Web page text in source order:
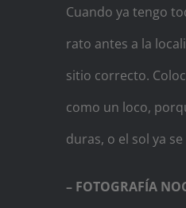
Cuando ya tengo
rato antes a la
sitio correcto.
como un loco,
duras, o el sol ya
– FOTOGRAFÍA